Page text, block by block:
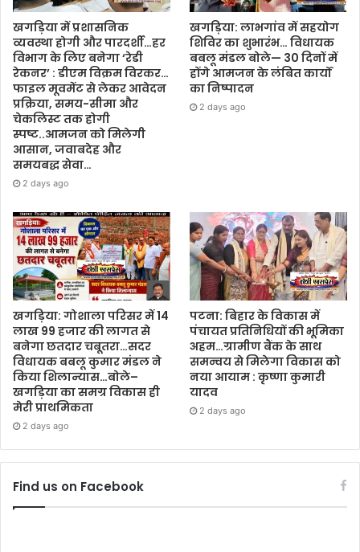
खगड़िया में प्रशासनिक
व्यवस्था होगी और पारदर्शी…हर
विभाग के लिए बनेगा ‘रेडी
रेकनर’ : डीएम विक्रम विरकर…
फाइल मूवमेंट से लेकर आवेदन
प्रक्रिया, समय-सीमा और
चेकलिस्ट तक होगी
स्पष्ट..आमजन को मिलेगी
आसान, जवाबदेह और
समयबद्ध सेवा…
2 days ago
खगड़िया: लाभगांव में सहयोग
शिविर का शुभारंभ… विधायक
बबलू मंडल बोले— 30 दिनों में
होंगे आमजन के लंबित कार्यों
का निष्पादन
2 days ago
खगड़िया: गोशाला परिसर में 14
लाख 99 हजार की लागत से
बनेगा छतदार चबूतरा…सदर
विधायक बबलू कुमार मंडल ने
किया शिलान्यास…बोले–
खगड़िया का समग्र विकास ही
मेरी प्राथमिकता
2 days ago
पटना: बिहार के विकास में
पंचायत प्रतिनिधियों की भूमिका
अहम…ग्रामीण बैंक के साथ
समन्वय से मिलेगा विकास को
नया आयाम : कृष्णा कुमारी
यादव
2 days ago
Find us on Facebook